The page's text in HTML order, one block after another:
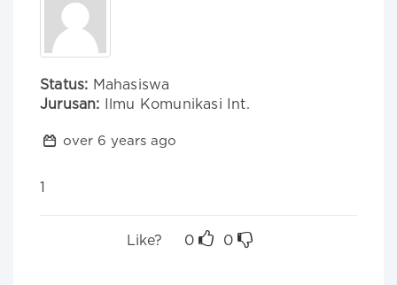
Status: Mahasiswa
Jurusan: Ilmu Komunikasi Int.
over 6 years ago
1
Like? 0 0